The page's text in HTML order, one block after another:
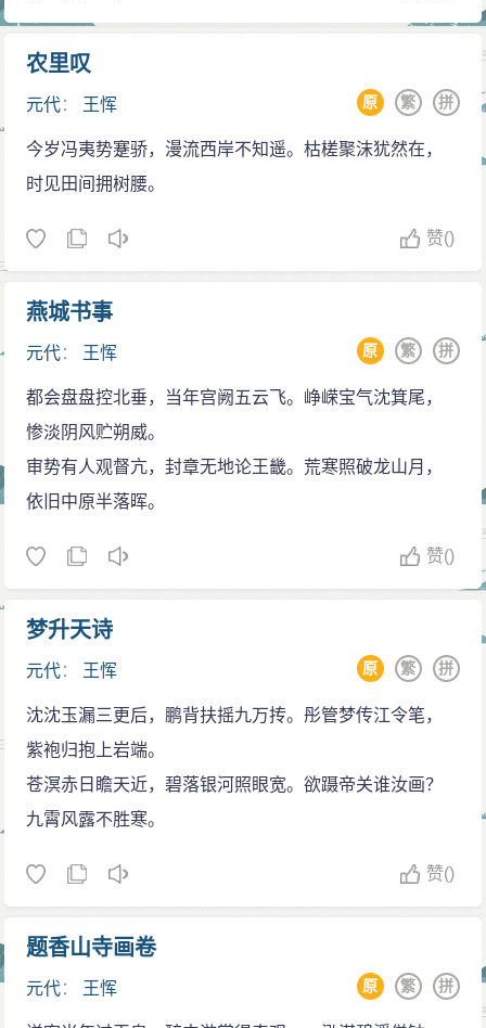
农里叹
元代： 王恽 拼
繁
原
今岁冯夷势蹇骄，漫流西岸不知遥。枯槎聚沫犹然在，
时见田间拥树腰。
赞()
燕城书事
元代： 王恽 拼
繁
原
都会盘盘控北垂，当年宫阙五云飞。峥嵘宝气沈箕尾，
惨淡阴风贮朔威。
审势有人观督亢，封章无地论王畿。荒寒照破龙山月，
依旧中原半落晖。
赞()
梦升天诗
元代： 王恽 拼
繁
原
沈沈玉漏三更后，鹏背扶摇九万抟。彤管梦传江令笔，
紫袍归抱上岩端。
苍溟赤日瞻天近，碧落银河照眼宽。欲蹑帝关谁汝画？
九霄风露不胜寒。
赞()
题香山寺画卷
元代： 王恽 拼
繁
原